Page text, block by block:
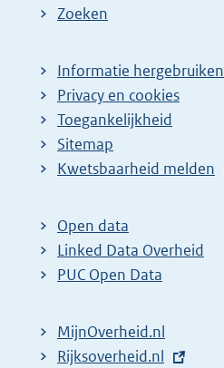
Zoeken
Informatie hergebruiken
Privacy en cookies
Toegankelijkheid
Sitemap
E
t
e
r
l
i
Kwetsbaarheid melden
Open data
Linked Data Overheid
PUC Open Data
MijnOverheid.nl
E
Rijksoverheid.nl